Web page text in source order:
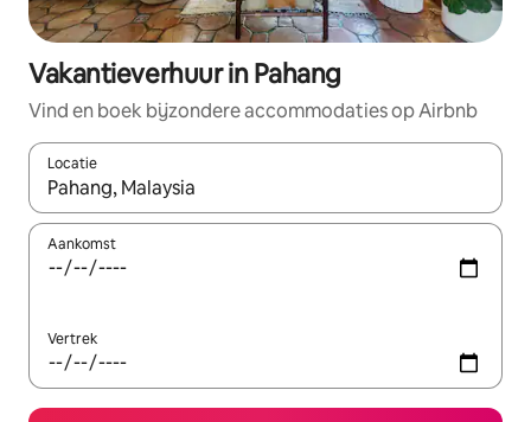
Vakantieverhuur in Pahang
Vind en boek bijzondere accommodaties op Airbnb
Locatie
Wanneer er suggesties beschikbaar zijn, maak je een keuze
Aankomst
Vertrek